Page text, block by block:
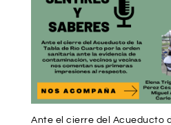
Ante el cierre del Acueducto